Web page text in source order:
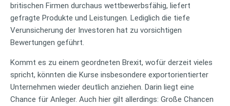
britischen Firmen durchaus wettbewerbsfähig, liefert
gefragte Produkte und Leistungen. Lediglich die tiefe
Verunsicherung der Investoren hat zu vorsichtigen
Bewertungen geführt.
Kommt es zu einem geordneten Brexit, wofür derzeit vieles
spricht, könnten die Kurse insbesondere exportorientierter
Unternehmen wieder deutlich anziehen. Darin liegt eine
Chance für Anleger. Auch hier gilt allerdings: Große Chancen